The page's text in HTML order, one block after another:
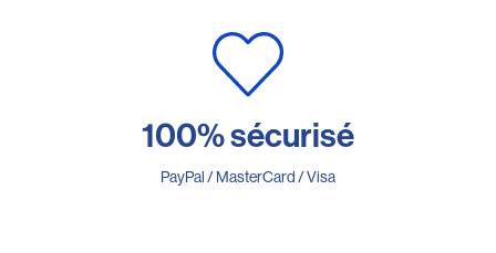
100% sécurisé
PayPal / MasterCard / Visa